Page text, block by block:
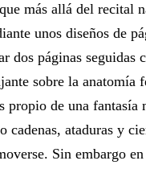
más allá del recital
unos diseños de
dos páginas seguidas
sobre la anatomía
propio de una fantasía
cadenas, ataduras y
Sin embargo